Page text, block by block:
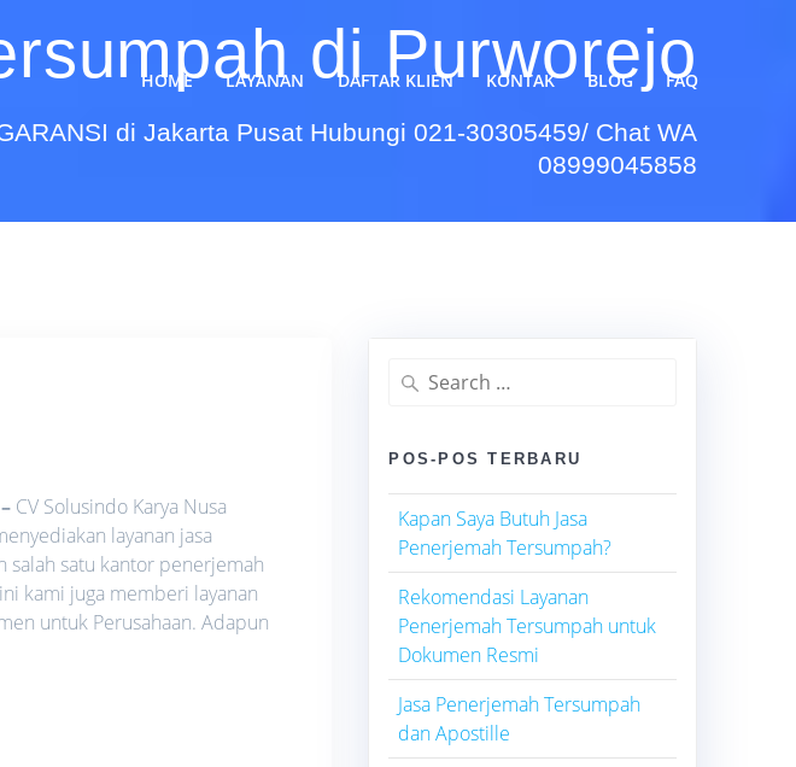
HOME LAYANAN DAFTAR KLIEN KONTAK BLOG FAQ
di Purworejo
di Jakarta Pusat Hubungi 021-30305459/ Chat WA
08999045858
– CV Solusindo Karya Nusa
layanan jasa
salah satu kantor penerjemah
kami juga memberi layanan
untuk Perusahaan. Adapun
Search
for:
POS-POS TERBARU
Kapan Saya Butuh Jasa
Penerjemah Tersumpah?
Rekomendasi Layanan
Penerjemah Tersumpah untuk
Dokumen Resmi
Jasa Penerjemah Tersumpah
dan Apostille